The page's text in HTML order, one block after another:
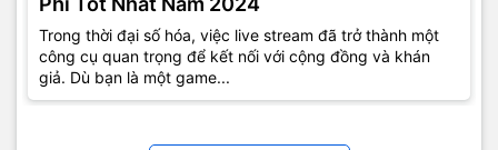
Trong thời đại số hóa, việc live stream đã trở thành một
công cụ quan trọng để kết nối với cộng đồng và khán
giả. Dù bạn là một game...